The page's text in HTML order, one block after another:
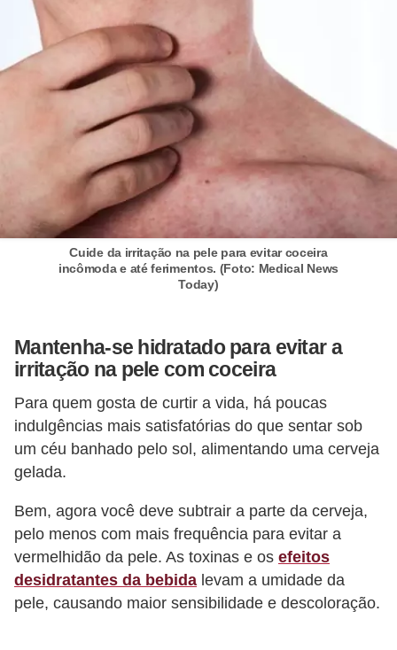
Cuide da irritação na pele para evitar coceira
incômoda e até ferimentos. (Foto: Medical News
Today)
Mantenha-se hidratado para evitar a
irritação na pele com coceira
Para quem gosta de curtir a vida, há poucas
indulgências mais satisfatórias do que sentar sob
um céu banhado pelo sol, alimentando uma cerveja
gelada.
Bem, agora você deve subtrair a parte da cerveja,
pelo menos com mais frequência para evitar a
vermelhidão da pele. As toxinas e os efeitos
desidratantes da bebida levam a umidade da
pele, causando maior sensibilidade e descoloração.
o
s
s
a
m
s
c
u
i
n
a
P